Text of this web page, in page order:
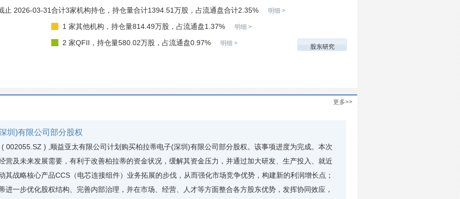
止 2026-03-31合计3家机构持仓，持仓量合计1394.51万股，占流通盘合计2.35% 明细 >
1 家其他机构，持仓量814.49万股，占流通盘1.37% 明细 >
2 家QFII，持仓量580.02万股，占流通盘0.97% 明细 > 股东研究
更多>>
圳)有限公司部分股权
) ,顺益亚太有限公司计划购买柏拉蒂电子(深圳)有限公司部分股权。该事项进度为完成。本次
营及未来发展需要，有利于改善柏拉蒂的资金状况，缓解其资金压力，并通过加大研发、生产投入、就近
其战略核心产品CCS（电芯连接组件）业务拓展的步伐，从而强化市场竞争优势，构建新的利润增长点；
进一步优化股权结构、完善内部治理，并在市场、经营、人才等方面整合各方股东优势，发挥协同效应，